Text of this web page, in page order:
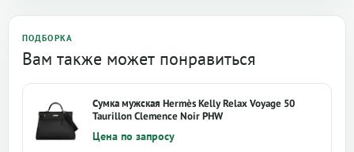
ПОДБОРКА
Вам также может понравиться
Сумка мужская Hermès Kelly Relax Voyage 50
Taurillon Clemence Noir PHW
Цена по запросу